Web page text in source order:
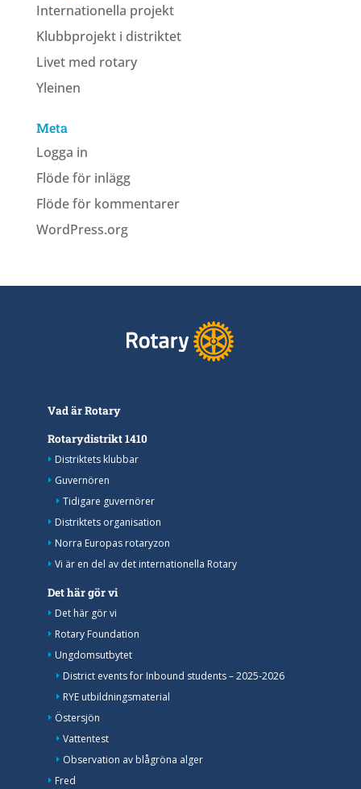
Internationella projekt
Klubbprojekt i distriktet
Livet med rotary
Yleinen
Meta
Logga in
Flöde för inlägg
Flöde för kommentarer
WordPress.org
Vad är Rotary
Rotarydistrikt 1410
Distriktets klubbar
Guvernören
Tidigare guvernörer
Distriktets organisation
Norra Europas rotaryzon
Vi är en del av det internationella Rotary
Det här gör vi
Det här gör vi
Rotary Foundation
Ungdomsutbytet
District events for Inbound students – 2025-2026
RYE utbildningsmaterial
Östersjön
Vattentest
Observation av blågröna alger
Fred